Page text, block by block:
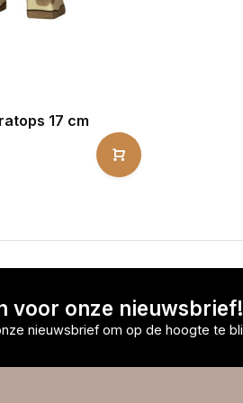
17 cm
voor onze nieuwsbrief!
nieuwsbrief om op de hoogte te